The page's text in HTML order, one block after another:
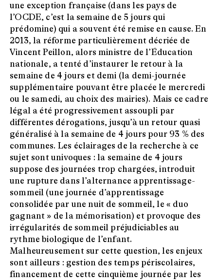
une exception française (dans les pays de
l’OCDE, c’est la semaine de 5 jours qui
prédomine) qui a souvent été remise en cause. En
2013, la réforme particulièrement décriée de
Vincent Peillon, alors ministre de l’Éducation
nationale, a tenté d’instaurer le retour à la
semaine de 4 jours et demi (la demi-journée
supplémentaire pouvant être placée le mercredi
ou le samedi, au choix des mairies). Mais ce cadre
légal a été progressivement assoupli par
différentes dérogations, jusqu’à un retour quasi
généralisé à la semaine de 4 jours pour 93 % des
communes. Les éclairages de la recherche à ce
sujet sont univoques : la semaine de 4 jours
suppose des journées trop chargées, introduit
une rupture dans l’alternance apprentissage-
sommeil (une journée d’apprentissage
consolidée par une nuit de sommeil, le « duo
gagnant » de la mémorisation) et provoque des
irrégularités de sommeil préjudiciables au
rythme biologique de l’enfant.
Malheureusement sur cette question, les enjeux
sont ailleurs : gestion des temps périscolaires,
financement de cette cinquième journée par les